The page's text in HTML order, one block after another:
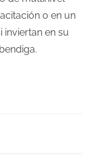
o en un
inviertan en su